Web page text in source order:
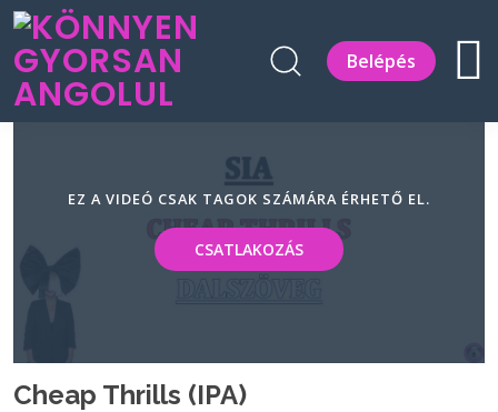
Belépés
EZ A VIDEÓ CSAK TAGOK SZÁMÁRA ÉRHETŐ EL.
CSATLAKOZÁS
Cheap Thrills (IPA)